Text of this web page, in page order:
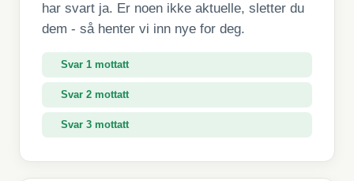
har svart ja. Er noen ikke aktuelle, sletter du
dem - så henter vi inn nye for deg.
Svar 1 mottatt
Svar 2 mottatt
Svar 3 mottatt